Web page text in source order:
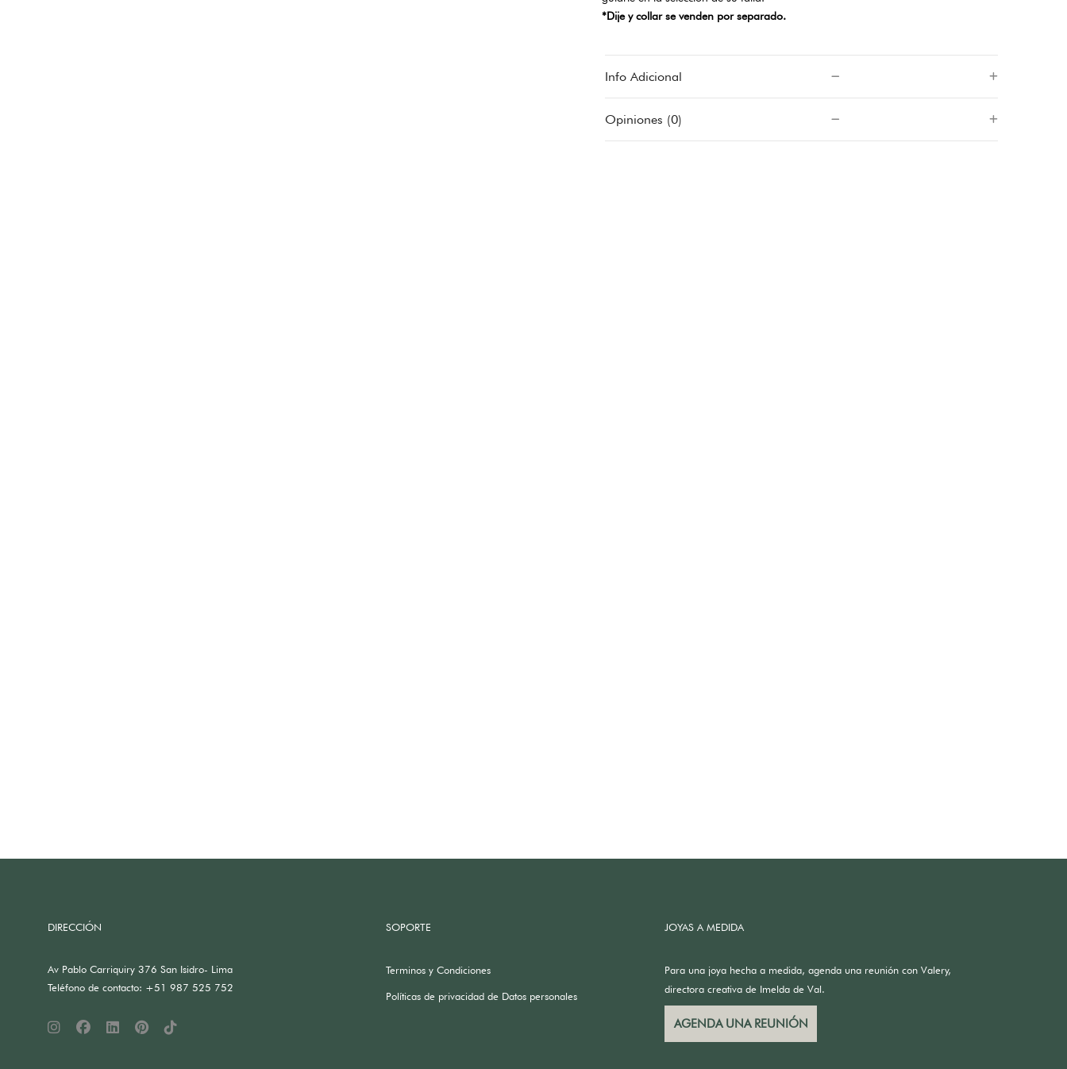
*Dije y collar se venden por separado.
Info Adicional
Opiniones (0)
DIRECCIÓN
Av Pablo Carriquiry 376 San Isidro- Lima
Teléfono de contacto: +51 987 525 752
SOPORTE
Terminos y Condiciones
Políticas de privacidad de Datos personales
JOYAS A MEDIDA
Para una joya hecha a medida, agenda una reunión con Valery,
directora creativa de Imelda de Val.
AGENDA UNA REUNIÓN